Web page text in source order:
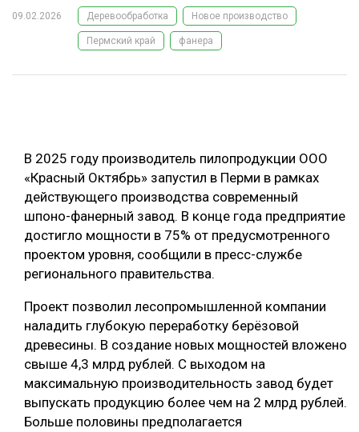
ЛЕСОЗАГОТОВКА
ЛОГИСТИКА
ПРОИЗВОДСТВО ДРЕВЕСНЫХ ПЛИТ
ЦБП
КОМПЛЕКСНАЯ ПЕРЕРАБОТКА
ЛЕСОПИЛЕНИЕ
ДЕРЕВЯННОЕ ДОМОСТРОЕНИЕ
БЕЗОПАСНОЕ ПРОИЗВОДСТВО
СОРТИРОВКА ДРЕВЕСИНЫ
СУШКА ДРЕВЕСИНЫ
ПОДБОРКИ СТАТЕЙ
ЭКСПЕРТНОЕ МНЕНИЕ
09.02.2026 Деревообработка Новое производство
Пермский край фанера
В 2025 году производитель пилопродукции ООО
«Красный Октябрь» запустил в Перми в рамках
действующего производства современный
шпоно-фанерный завод. В конце года предприятие
достигло мощности в 75% от предусмотренного
проектом уровня, сообщили в пресс-службе
регионального правительства.
Проект позволил лесопромышленной компании
наладить глубокую переработку берёзовой
древесины. В создание новых мощностей вложено
свыше 4,3 млрд рублей. С выходом на
максимальную производительность завод будет
выпускать продукцию более чем на 2 млрд рублей.
Больше половины предполагается